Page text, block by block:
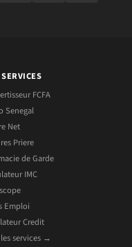
FCFA
Senegal
Net
Priere
de Garde
IMC
Emploi
Credit
services →